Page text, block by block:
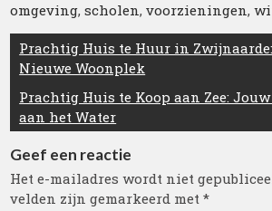
omgeving,scholen,voorzieningen,
Berichtnavigatie
Prachtig Huis te Huur in
Nieuwe Woonplek
Prachtig Huis te Koop aan Zee:
aan het Water
Geef een reactie
Het e-mailadres wordt niet
velden zijn gemarkeerd met*